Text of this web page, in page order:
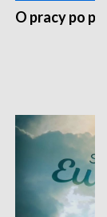
O pracy po